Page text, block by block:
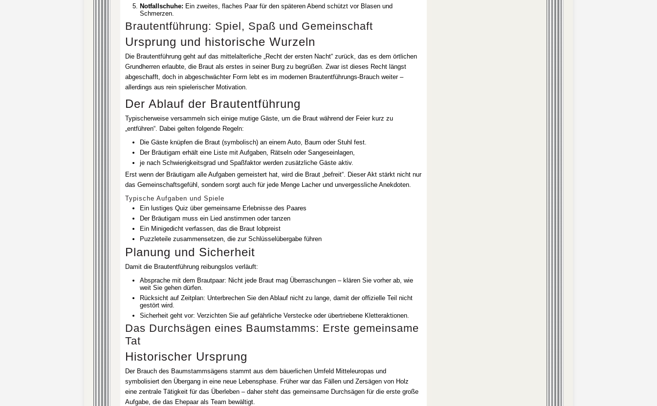
Notfallschuhe: Ein zweites, flaches Paar für den späteren Abend schützt vor Blasen und
Schmerzen.
Brautentführung: Spiel, Spaß und Gemeinschaft
Ursprung und historische Wurzeln
Die Brautentführung geht auf das mittelalterliche „Recht der ersten Nacht“ zurück, das es dem örtlichen
Grundherren erlaubte, die Braut als erstes in seiner Burg zu begrüßen. Zwar ist dieses Recht längst
abgeschafft, doch in abgeschwächter Form lebt es im modernen Brautentführungs-Brauch weiter –
allerdings aus rein spielerischer Motivation.
Der Ablauf der Brautentführung
Typischerweise versammeln sich einige mutige Gäste, um die Braut während der Feier kurz zu
„entführen“. Dabei gelten folgende Regeln:
Die Gäste knüpfen die Braut (symbolisch) an einem Auto, Baum oder Stuhl fest.
Der Bräutigam erhält eine Liste mit Aufgaben, Rätseln oder Sangeseinlagen,
je nach Schwierigkeitsgrad und Spaßfaktor werden zusätzliche Gäste aktiv.
Erst wenn der Bräutigam alle Aufgaben gemeistert hat, wird die Braut „befreit“. Dieser Akt stärkt nicht nur
das Gemeinschaftsgefühl, sondern sorgt auch für jede Menge Lacher und unvergessliche Anekdoten.
Typische Aufgaben und Spiele
Ein lustiges Quiz über gemeinsame Erlebnisse des Paares
Der Bräutigam muss ein Lied anstimmen oder tanzen
Ein Minigedicht verfassen, das die Braut lobpreist
Puzzleteile zusammensetzen, die zur Schlüsselübergabe führen
Planung und Sicherheit
Damit die Brautentführung reibungslos verläuft:
Absprache mit dem Brautpaar: Nicht jede Braut mag Überraschungen – klären Sie vorher ab, wie
weit Sie gehen dürfen.
Rücksicht auf Zeitplan: Unterbrechen Sie den Ablauf nicht zu lange, damit der offizielle Teil nicht
gestört wird.
Sicherheit geht vor: Verzichten Sie auf gefährliche Verstecke oder übertriebene Kletteraktionen.
Das Durchsägen eines Baumstamms: Erste gemeinsame
Tat
Historischer Ursprung
Der Brauch des Baumstammsägens stammt aus dem bäuerlichen Umfeld Mitteleuropas und
symbolisiert den Übergang in eine neue Lebensphase. Früher war das Fällen und Zersägen von Holz
eine zentrale Tätigkeit für das Überleben – daher steht das gemeinsame Durchsägen für die erste große
Aufgabe, die das Ehepaar als Team bewältigt.